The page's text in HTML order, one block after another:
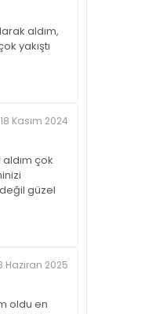
aldım,
yakıştı
18 Kasım 2024
çok
güzel
Haziran 2025
oldu en